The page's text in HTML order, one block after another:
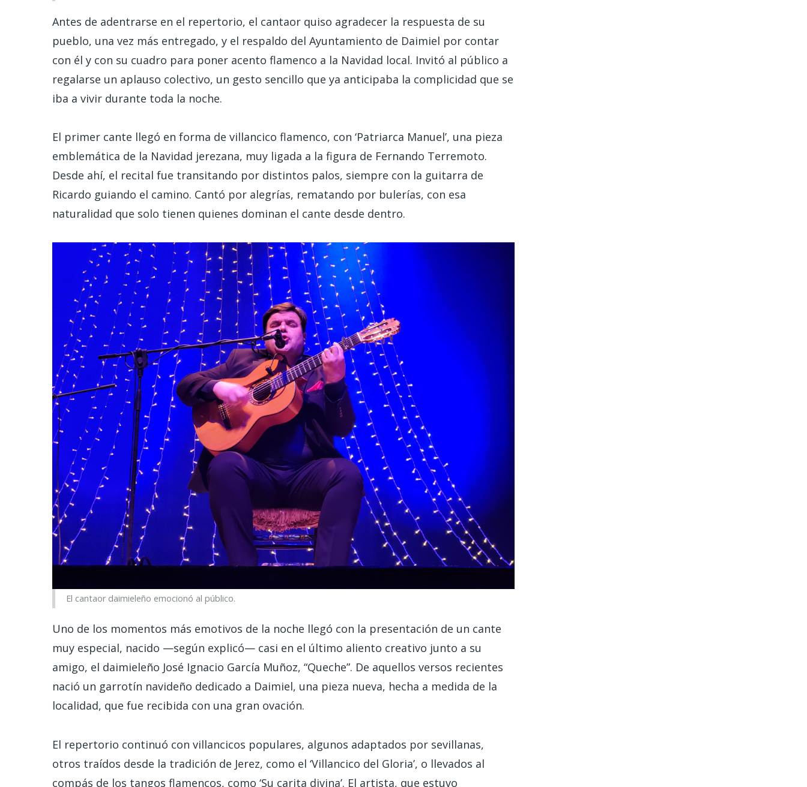
Antes de adentrarse en el repertorio, el cantaor quiso agradecer la respuesta de su
pueblo, una vez más entregado, y el respaldo del Ayuntamiento de Daimiel por contar
con él y con su cuadro para poner acento flamenco a la Navidad local. Invitó al público a
regalarse un aplauso colectivo, un gesto sencillo que ya anticipaba la complicidad que se
iba a vivir durante toda la noche.
El primer cante llegó en forma de villancico flamenco, con ‘Patriarca Manuel’, una pieza
emblemática de la Navidad jerezana, muy ligada a la figura de Fernando Terremoto.
Desde ahí, el recital fue transitando por distintos palos, siempre con la guitarra de
Ricardo guiando el camino. Cantó por alegrías, rematando por bulerías, con esa
naturalidad que solo tienen quienes dominan el cante desde dentro.
El cantaor daimieleño emocionó al público.
Uno de los momentos más emotivos de la noche llegó con la presentación de un cante
muy especial, nacido —según explicó— casi en el último aliento creativo junto a su
amigo, el daimieleño José Ignacio García Muñoz, “Queche”. De aquellos versos recientes
nació un garrotín navideño dedicado a Daimiel, una pieza nueva, hecha a medida de la
localidad, que fue recibida con una gran ovación.
El repertorio continuó con villancicos populares, algunos adaptados por sevillanas,
otros traídos desde la tradición de Jerez, como el ‘Villancico del Gloria’, o llevados al
compás de los tangos flamencos, como ‘Su carita divina’. El artista, que estuvo